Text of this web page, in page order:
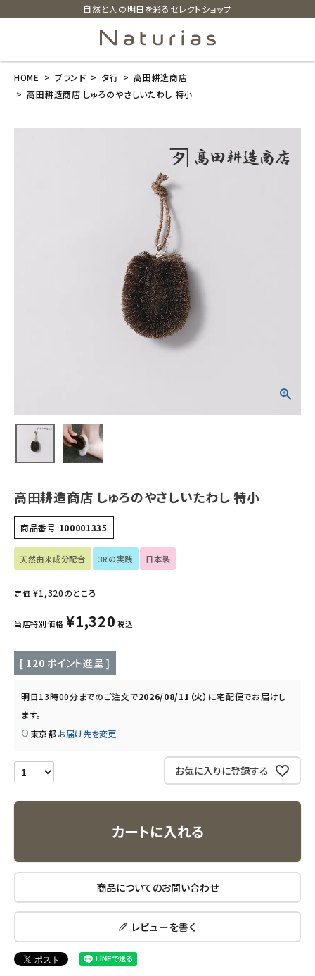
自然と人の明日を彩るセレクトショップ
search
美容・コスメ・香水
衛生用品
日用品雑貨
フェムケア
インナー・下着・ナイトウェア
フード・ドリンク
ブランド
オリジナルブランド
エコリュクス
アルマウィン
HOME ブランド タ行
高田耕造商店
高田耕造商店 しゅろのやさしいたわし 特小
高田耕造商店 しゅろのやさしいたわし 特小
商品番号 100001335
天然由来成分配合 3Rの実践 日本製
定価 ¥1,320のところ
当店特別価格 ¥1,320 税込
[ 120 ポイント進呈 ]
明日13時00分までのご注文で2026/08/11（火） に宅配便でお届けし
ます。
東京都 お届け先を変更
お気に入りに登録する
カートに入れる
商品についてのお問い合わせ
レビューを書く